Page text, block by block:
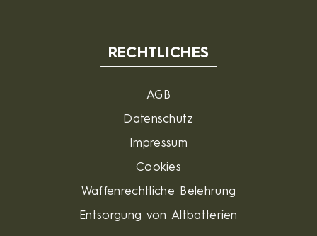
RECHTLICHES
AGB
Datenschutz
Impressum
Cookies
Waffenrechtliche Belehrung
Entsorgung von Altbatterien